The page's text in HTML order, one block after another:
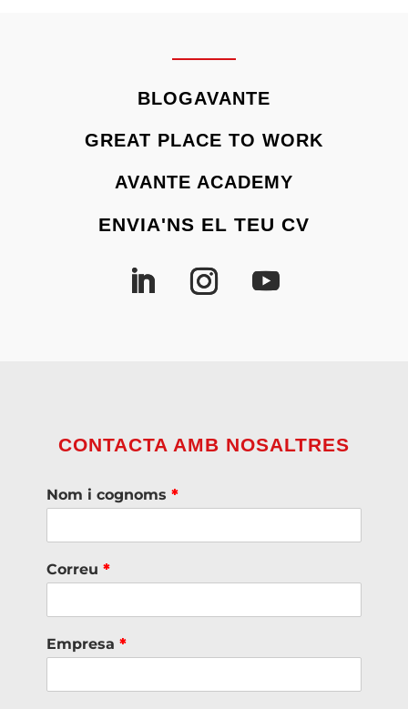
BLOGAVANTE
GREAT PLACE TO WORK
AVANTE ACADEMY
ENVIA'NS EL TEU CV
CONTACTA AMB NOSALTRES
Nom i cognoms *
Correu *
Empresa *